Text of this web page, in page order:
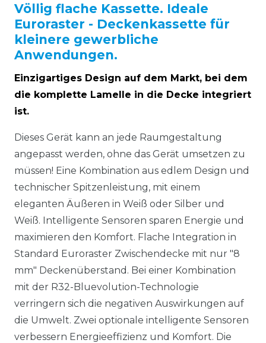
Völlig flache Kassette. Ideale
Euroraster - Deckenkassette für
kleinere gewerbliche
Anwendungen.
Einzigartiges Design auf dem Markt, bei dem
die komplette Lamelle in die Decke integriert
ist.
Dieses Gerät kann an jede Raumgestaltung
angepasst werden, ohne das Gerät umsetzen zu
müssen! Eine Kombination aus edlem Design und
technischer Spitzenleistung, mit einem
eleganten Äußeren in Weiß oder Silber und
Weiß. Intelligente Sensoren sparen Energie und
maximieren den Komfort. Flache Integration in
Standard Euroraster Zwischendecke mit nur "8
mm" Deckenüberstand. Bei einer Kombination
mit der R32-Bluevolution-Technologie
verringern sich die negativen Auswirkungen auf
die Umwelt. Zwei optionale intelligente Sensoren
verbessern Energieeffizienz und Komfort. Die